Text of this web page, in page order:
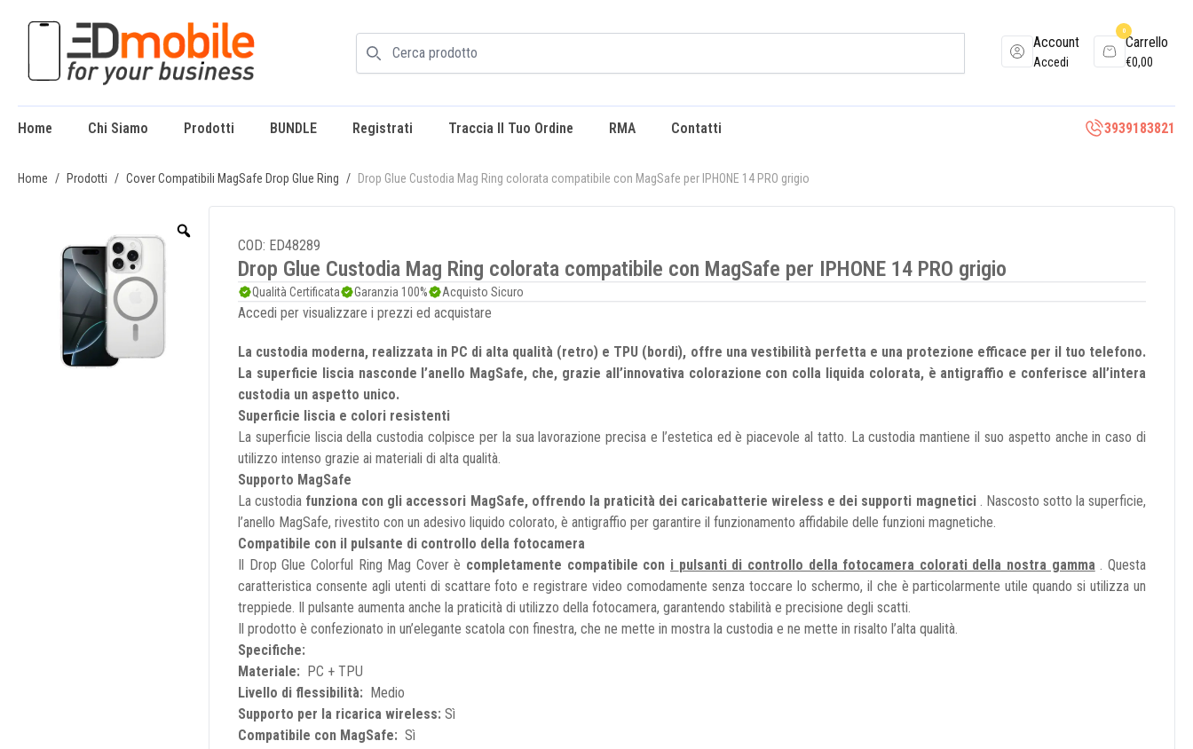
Account
Accedi
Carrello
€0,00
0
Home Chi Siamo Prodotti BUNDLE Registrati Traccia Il Tuo Ordine RMA Contatti
3939183821
Home / Prodotti / Cover Compatibili MagSafe Drop Glue Ring / Drop Glue Custodia Mag Ring colorata compatibile con MagSafe per IPHONE 14 PRO grigio
COD: ED48289
Drop Glue Custodia Mag Ring colorata compatibile con MagSafe per IPHONE 14 PRO grigio
Qualità Certificata Garanzia 100% Acquisto Sicuro
Accedi per visualizzare i prezzi ed acquistare
La custodia moderna, realizzata in PC di alta qualità (retro) e TPU (bordi), offre una vestibilità perfetta e una protezione efficace per il tuo telefono.
La superficie liscia nasconde l’anello MagSafe, che, grazie all’innovativa colorazione con colla liquida colorata, è antigraffio e conferisce all’intera
custodia un aspetto unico.
Superficie liscia e colori resistenti
La superficie liscia della custodia colpisce per la sua lavorazione precisa e l’estetica ed è piacevole al tatto. La custodia mantiene il suo aspetto anche in caso di
utilizzo intenso grazie ai materiali di alta qualità.
Supporto MagSafe
La custodia funziona con gli accessori MagSafe, offrendo la praticità dei caricabatterie wireless e dei supporti magnetici. Nascosto sotto la superficie,
l’anello MagSafe, rivestito con un adesivo liquido colorato, è antigraffio per garantire il funzionamento affidabile delle funzioni magnetiche.
Compatibile con il pulsante di controllo della fotocamera
Il Drop Glue Colorful Ring Mag Cover è completamente compatibile con i pulsanti di controllo della fotocamera colorati della nostra gamma . Questa
caratteristica consente agli utenti di scattare foto e registrare video comodamente senza toccare lo schermo, il che è particolarmente utile quando si utilizza un
treppiede. Il pulsante aumenta anche la praticità di utilizzo della fotocamera, garantendo stabilità e precisione degli scatti.
Il prodotto è confezionato in un’elegante scatola con finestra, che ne mette in mostra la custodia e ne mette in risalto l’alta qualità.
Specifiche:
Materiale:
PC + TPU
Livello di flessibilità:
Medio
Supporto per la ricarica wireless: Sì
Compatibile con MagSafe: Sì